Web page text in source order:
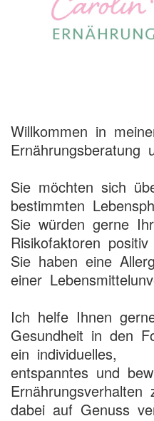
Willkommen in
Ernährungsberatung
Sie möchten sich
bestimmten
Sie würden gerne
Risikofaktoren
Sie haben eine
einer
Ich helfe Ihnen
Gesundheit in den
ein individuelles,
entspanntes und
dabei auf Genuss